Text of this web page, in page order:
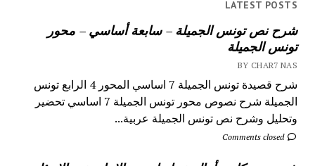
LATEST POSTS
شرح نص تونس الجميلة – سابعة أساسي – محور
تونس الجميلة
BY CHAR7 NAS
شرح قصيدة تونس الجميلة 7 اساسي المحور 4 الرابع تونس
الجميلة شرح نصوص محور تونس الجميلة 7 اساسي تحضير
وتحليل وشرح نص تونس الجميلة عربية...
Comments closed